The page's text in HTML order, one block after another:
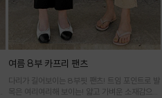
여름 8부 카프리 팬츠
다리가 길어보이는 8부핏 팬츠! 트임 포인트로 발
목은 여리여리해 보이는! 얇고 가벼운 소재감으로